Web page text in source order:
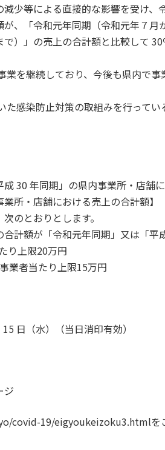
少等による直接的な影響を受け、
、「令和元年同期（令和元年７月
）」の売上の合計額と比較して
を継続しており、今後も県内で事
感染防止対策の取組みを行ってい
30 年同期」の県内事業所・店舗
所・店舗における売上の合計額】
のとおりとします。
計額が「令和元年同期」又は「平
り上限20万円
業者当たり上限15万円
日（水）（当日消印有効）
ジ
covid-19/eigyoukeizoku3.htmlを